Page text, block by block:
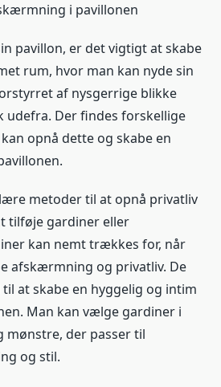
i pavillonen
pavillon, er det vigtigt at skabe
rum, hvor man kan nyde sin
af nysgerrige blikke
udefra. Der findes forskellige
opnå dette og skabe en
metoder til at opnå privatliv
tilføje gardiner eller
kan nemt trækkes for, når
afskærmning og privatliv. De
at skabe en hyggelig og intim
Man kan vælge gardiner i
mønstre, der passer til
og stil.